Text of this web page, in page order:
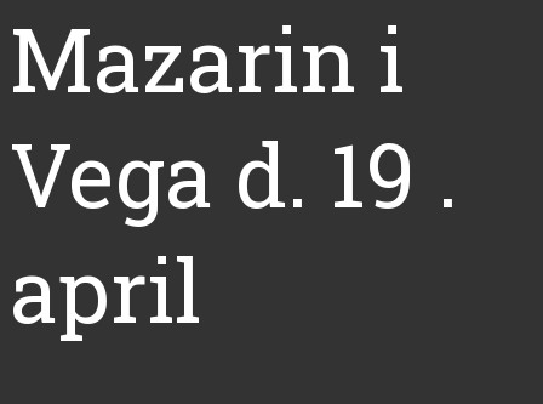
Mazarin i
Vega d. 19 .
april